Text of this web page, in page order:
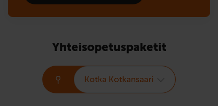
Yhteisopetuspaketit
Kotka Kotkansaari